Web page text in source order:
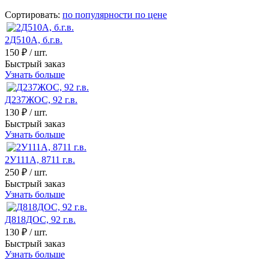
Сортировать: по популярности по цене
2Д510А, б.г.в.
150 ₽ / шт.
Быстрый заказ
Узнать больше
Д237ЖОС, 92 г.в.
130 ₽ / шт.
Быстрый заказ
Узнать больше
2У111А, 8711 г.в.
250 ₽ / шт.
Быстрый заказ
Узнать больше
Д818ДОС, 92 г.в.
130 ₽ / шт.
Быстрый заказ
Узнать больше